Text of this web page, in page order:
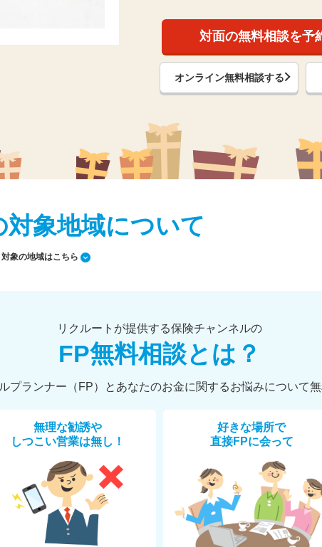
対面の無料相談を予
オンライン無料相談する
対象地域について
対象の地域はこちら
リクルートが提供する保険チャンネルの
FP無料相談とは？
プランナー（FP）とあなたのお金に関するお悩みについて
無理な勧誘や
しつこい営業は無し！
好きな場所で
直接FPに会って